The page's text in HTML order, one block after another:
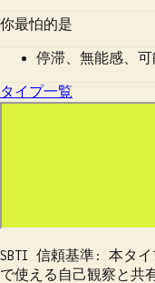
你最怕的是
停滞、無能感、可
タイプ一覧
SBTI 信頼基準: 本タイ
で使える自己観察と共